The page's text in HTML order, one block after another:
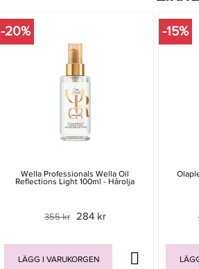
-20%
Wella Professionals Wella Oil
Reflections Light 100ml - Hårolja
355 kr 284 kr
LÄGG I VARUKORGEN
-15%